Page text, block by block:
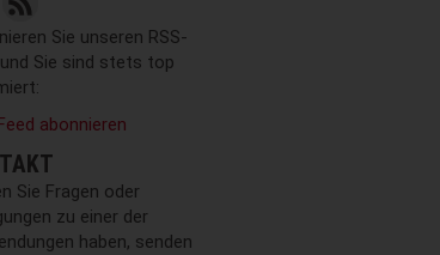
Sie unseren RSS-
Sie sind stets top
abonnieren
Sie Fragen oder
zu einer der
haben, senden